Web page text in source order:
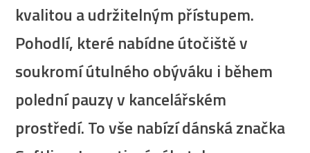
kvalitou a udržitelným přístupem.
Pohodlí, které nabídne útočiště v
soukromí útulného obýváku i během
polední pauzy v kancelářském
prostředí. To vše nabízí dánská značka